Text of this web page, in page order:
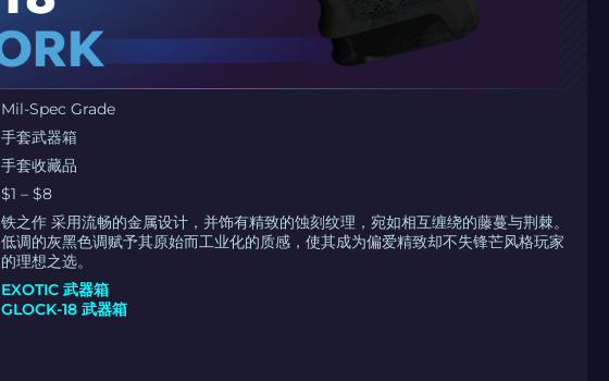
Mil-Spec Grade
手套武器箱
手套收藏品
$1 – $8
铁之作 采用流畅的金属设计，并饰有精致的蚀刻纹理，宛如相互缠绕的藤蔓与荆棘。
低调的灰黑色调赋予其原始而工业化的质感，使其成为偏爱精致却不失锋芒风格玩家
的理想之选。
EXOTIC 武器箱
GLOCK-18 武器箱